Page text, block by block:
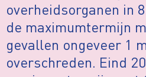
overheidsorganen in
de maximumtermijn
gevallen ongeveer 1
overschreden. Eind